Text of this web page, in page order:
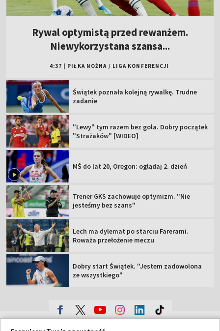
Rywal optymistą przed rewanżem.
Niewykorzystana szansa...
4:37 PIŁKA NOŻNA / LIGA KONFERENCJI
Świątek poznała kolejną rywalkę. Trudne
zadanie
"Lewy" tym razem bez gola. Dobry początek
"Strażaków" [WIDEO]
MŚ do lat 20, Oregon: oglądaj 2. dzień
Trener GKS zachowuje optymizm. "Nie
jesteśmy bez szans"
Lech ma dylemat po starciu Farerami.
Roważa przełożenie meczu
Dobry start Świątek. "Jestem zadowolona
ze wszystkiego"